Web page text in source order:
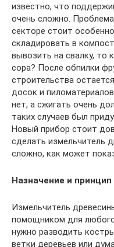
известно, что
очень сложно.
секторе стоит
складировать в
вывозить на свалку, то
сора? После обпилки
строительства
досок и
нет, а сжигать очень
таких случаев был
Новый прибор стоит
сделать измельчитель
сложно, как может
Назначение и
Измельчитель
помощником для
нужно разводить
ветки деревьев или